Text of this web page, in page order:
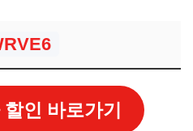
인 바로가기